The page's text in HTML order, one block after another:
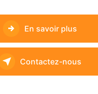
En savoir plus
Contactez-nous